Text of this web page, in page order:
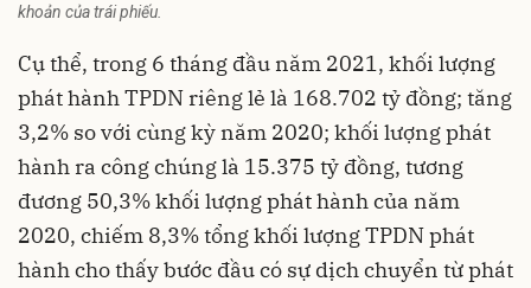
khoản của trái phiếu.
Cụ thể, trong 6 tháng đầu năm 2021, khối lượng
phát hành TPDN riêng lẻ là 168.702 tỷ đồng; tăng
3,2% so với cùng kỳ năm 2020; khối lượng phát
hành ra công chúng là 15.375 tỷ đồng, tương
đương 50,3% khối lượng phát hành của năm
2020, chiếm 8,3% tổng khối lượng TPDN phát
hành cho thấy bước đầu có sự dịch chuyển từ phát